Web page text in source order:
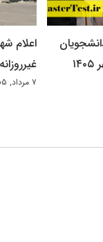
اعلام
۷ مرداد, ۱۴۰۵